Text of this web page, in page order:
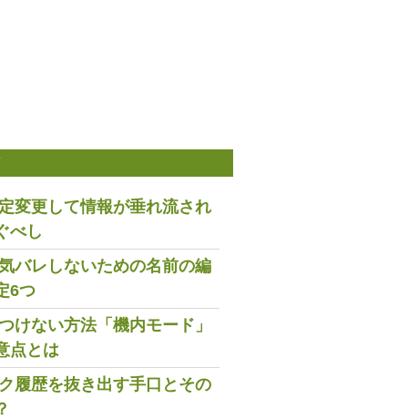
変更して情報が垂れ流され
べし
バレしないための名前の編
6つ
けない方法「機内モード」
点とは
履歴を抜き出す手口とその